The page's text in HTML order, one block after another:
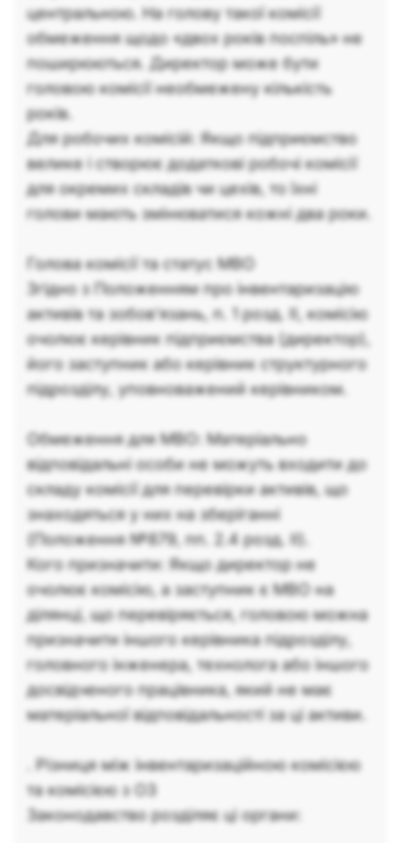
центральною. На голову такої комісії
обмеження щодо «двох років поспіль» не
поширюються. Директор може бути
головою комісії необмежену кількість
років.
Для робочих комісій: Якщо підприємство
велике і створює додаткові робочі комісії
для окремих складів чи цехів, то їхні
голови мають змінюватися кожні два роки.
Голова комісії та статус МВО
Згідно з Положенням про інвентаризацію
активів та зобов’язань, п. 1 розд. II, комісію
очолює керівник підприємства (директор),
його заступник або керівник структурного
підрозділу, уповноважений керівником.
Обмеження для МВО: Матеріально
відповідальні особи не можуть входити до
складу комісії для перевірки активів, що
знаходяться у них на зберіганні
(Положення №879, пп. 2.4 розд. II).
Кого призначити: Якщо директор не
очолює комісію, а заступник є МВО на
ділянці, що перевіряється, головою можна
призначити іншого керівника підрозділу,
головного інженера, технолога або іншого
досвідченого працівника, який не має
матеріальної відповідальності за ці активи.
. Різниця між інвентаризаційною комісією
та комісією з ОЗ
Законодавство розділяє ці органи: